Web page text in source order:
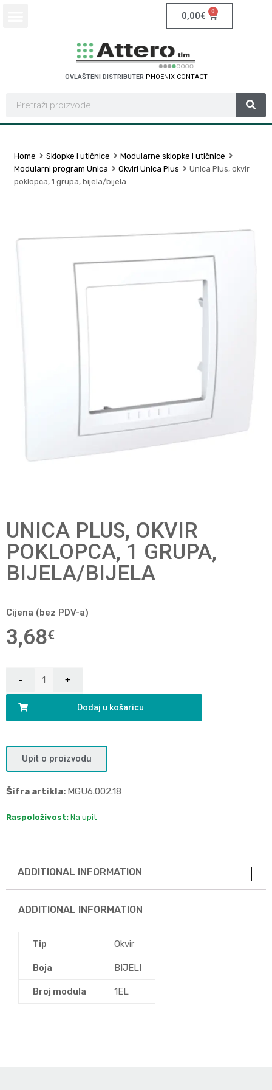
0,00€ 0
OVLAŠTENI DISTRIBUTER PHOENIX CONTACT
Home Sklopke i utičnice
Modularne sklopke i utičnice
Modularni program Unica
Okviri Unica Plus
Unica Plus, okvir
poklopca, 1 grupa, bijela/bijela
UNICA PLUS, OKVIR
POKLOPCA, 1 GRUPA,
BIJELA/BIJELA
Cijena (bez PDV-a)
3,68€
Dodaj u košaricu
Upit o proizvodu
Šifra artikla: MGU6.002.18
Raspoloživost: Na upit
ADDITIONAL INFORMATION
ADDITIONAL INFORMATION
Tip Okvir
Boja BIJELI
Broj modula 1EL